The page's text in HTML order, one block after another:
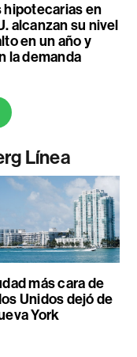
hipotecarias en
alcanzan su nivel
en un año y
la demanda
Línea
más cara de
Unidos dejó de
York